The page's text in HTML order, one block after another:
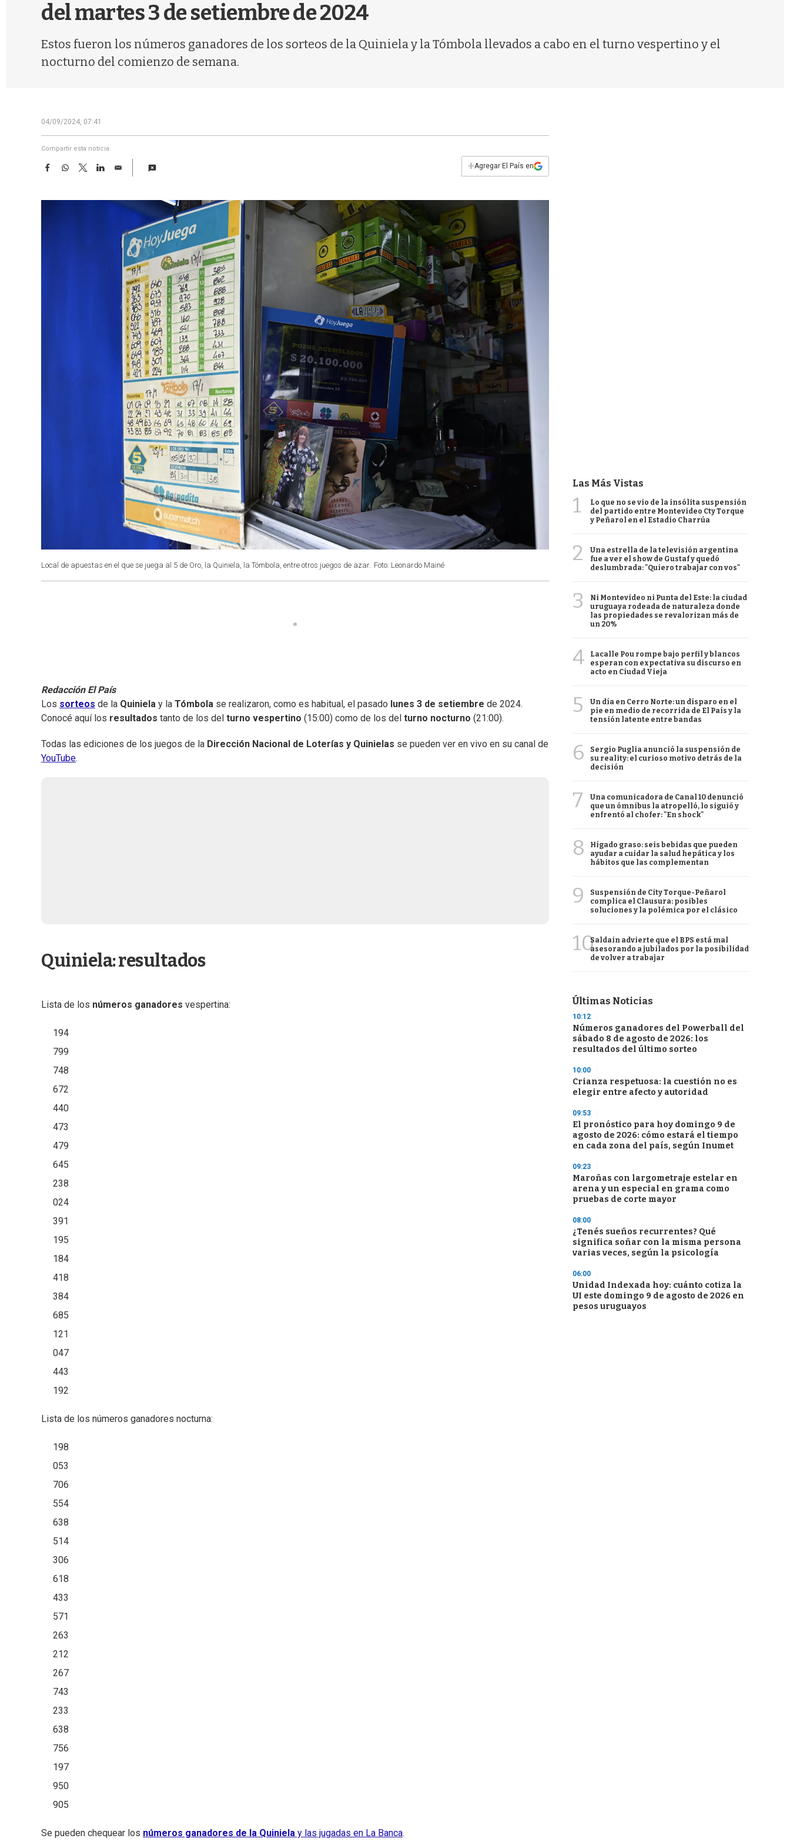
del martes 3 de setiembre de 2024
Estos fueron los números ganadores de los sorteos de la Quiniela y la Tómbola llevados a cabo en el turno vespertino y el
nocturno del comienzo de semana.
04/09/2024, 07:41
Compartir esta noticia
F
e
W
t
T
w
t
L
k
E
i
+Agregar El País en
Local de apuestas en el que se juega al 5 de Oro, la Quiniela, la Tómbola, entre otros juegos de azar. Foto: Leonardo Mainé
Redacción El País
Los sorteos de la Quiniela y la Tómbola se realizaron, como es habitual, el pasado lunes 3 de setiembre de 2024.
Conocé aquí los resultados tanto de los del turno vespertino (15:00) como de los del turno nocturno (21:00).
Todas las ediciones de los juegos de la Dirección Nacional de Loterías y Quinielas se pueden ver en vivo en su canal de
YouTube.
Quiniela: resultados
Lista de los números ganadores vespertina:
194
799
748
672
440
473
479
645
238
024
391
195
184
418
384
685
121
047
443
192
Lista de los números ganadores nocturna:
198
053
706
554
638
514
306
618
433
571
263
212
267
743
233
638
756
197
950
905
Se pueden chequear los números ganadores de la Quiniela y las jugadas en La Banca.
Las Más Vistas
1
Lo que no se vio de la insólita suspensión
del partido entre Montevideo Cty Torque
y Peñarol en el Estadio Charrúa
2
Una estrella de la televisión argentina
fue a ver el show de Gustaf y quedó
deslumbrada: "Quiero trabajar con vos"
3
Ni Montevideo ni Punta del Este: la ciudad
uruguaya rodeada de naturaleza donde
las propiedades se revalorizan más de
un 20%
4
Lacalle Pou rompe bajo perfil y blancos
esperan con expectativa su discurso en
acto en Ciudad Vieja
5
Un día en Cerro Norte: un disparo en el
pie en medio de recorrida de El País y la
tensión latente entre bandas
6
Sergio Puglia anunció la suspensión de
su reality: el curioso motivo detrás de la
decisión
7
Una comunicadora de Canal 10 denunció
que un ómnibus la atropelló, lo siguió y
enfrentó al chofer: "En shock"
8
Hígado graso: seis bebidas que pueden
ayudar a cuidar la salud hepática y los
hábitos que las complementan
9
Suspensión de City Torque-Peñarol
complica el Clausura: posibles
soluciones y la polémica por el clásico
10Saldain advierte que el BPS está mal
asesorando a jubilados por la posibilidad
de volver a trabajar
Últimas Noticias
10:12
Números ganadores del Powerball del
sábado 8 de agosto de 2026: los
resultados del último sorteo
10:00
Crianza respetuosa: la cuestión no es
elegir entre afecto y autoridad
09:53
El pronóstico para hoy domingo 9 de
agosto de 2026: cómo estará el tiempo
en cada zona del país, según Inumet
09:23
Maroñas con largometraje estelar en
arena y un especial en grama como
pruebas de corte mayor
08:00
¿Tenés sueños recurrentes? Qué
significa soñar con la misma persona
varias veces, según la psicología
06:00
Unidad Indexada hoy: cuánto cotiza la
UI este domingo 9 de agosto de 2026 en
pesos uruguayos